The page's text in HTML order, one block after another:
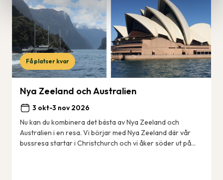
Få platser kvar
Nya Zeeland och Australien
3 okt-3 nov 2026
Nu kan du kombinera det bästa av Nya Zeeland och
Australien i en resa. Vi börjar med Nya Zeeland där vår
bussresa startar i Christchurch och vi åker söder ut på